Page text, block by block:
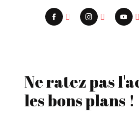
Ne ratez pas
les bons plans !